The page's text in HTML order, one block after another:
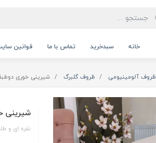
خانه سبدخرید تماس با ما قوانین
ظروف آلومینیومی ظروف گلبرگ شیرینی خوری
شیرینی
نقره ای و